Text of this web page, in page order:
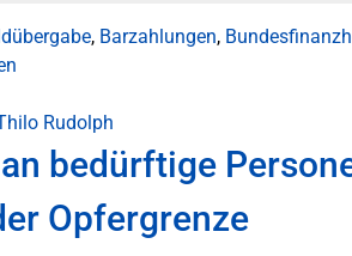
, Barzahlungen,
Rudolph
bedürftige
Opfergrenze